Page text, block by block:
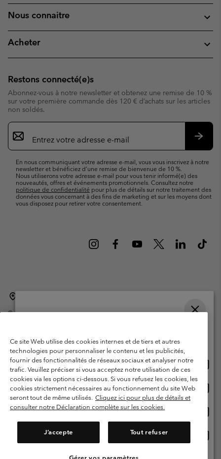
Nous connaitre
Acheter
Restons connecté(e)s
Abonnez-vous à notre newsletter et obtenez une remise de 10 %
sur votre première commande dès 120 € d’achats sur les articles
non soldés.
Inscription
par
e-
En nous communiquant votre adresse e-mail, vous vous inscrivez à notre
newsletter et bénéficiez d’une remise de bienvenue de 10 %.
Nous utiliserons votre adresse e-mail pour vous tenir informé(e) des
nouveautés, offres et événements promotionnels. Consultez notre
politique de confidentialité pour plus de détails sur notre traitement des
données vous concernant à des fins de marketing et sur les moyens dont
vous disposez pour retirer votre consentement.
©2026Columbia Sportswear International Sarl. Avenue des Morgines, 12
Garanties Légales
Politique de confidentialité
Conditions d'utilisation - Membres
Conditions D'utilisation - Contenu généré par l'utilisateur
Impressum
Cookies
Ce site Web utilise des cookies internes et de tiers et autres
technologies pour personnaliser le contenu et les publicités,
fournir des fonctionnalités de réseaux sociaux et analyser notre
trafic. Veuillez préciser si vous acceptez notre utilisation de ces
cookies via les options ci-dessous. Si vous refusez les cookies, les
cookies strictement nécessaires au fonctionnement du site Web
seront tout de même utilisés. Cliquez ici pour plus de détails et
consulter notre Déclaration complète sur les cookies.
J’accepte Tout refuser
Achats en ligne disponibles
United States
ligne
Belgium-English
ligne
Belgium-Français
ligne
Belgium-Dutch